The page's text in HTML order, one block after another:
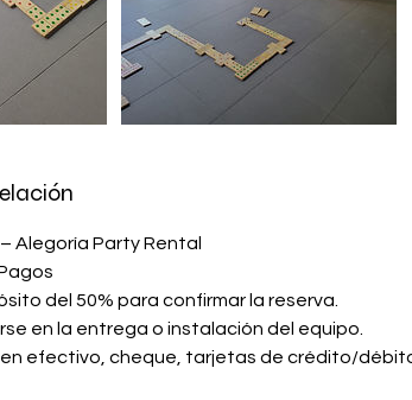
Alegoría Party Rental
del 50% para confirmar la reserva.
en la entrega o instalación del equipo.
efectivo, cheque, tarjetas de crédito/débito